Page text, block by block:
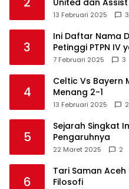
13 Februari 2025 3
3
Ini Daftar Nama
Petinggi PTPN IV
7 Februari 2025 3
4
Celtic Vs Bayern
Menang 2-1
13 Februari 2025 2
5
Sejarah Singkat
Pengaruhnya
22 Maret 2025 2
6
Tari Saman
Filosofi